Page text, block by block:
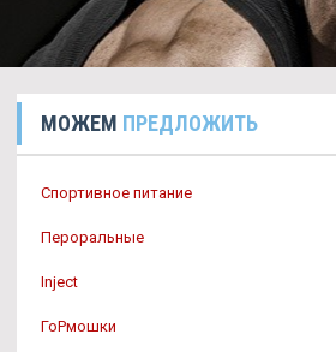
МОЖЕМ ПРЕДЛОЖИТЬ
Спортивное питание
Пероральные
Inject
ГоРмошки